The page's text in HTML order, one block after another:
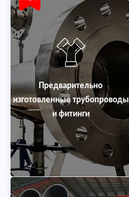
Предварительно
изготовленные трубопроводы
и фитинги